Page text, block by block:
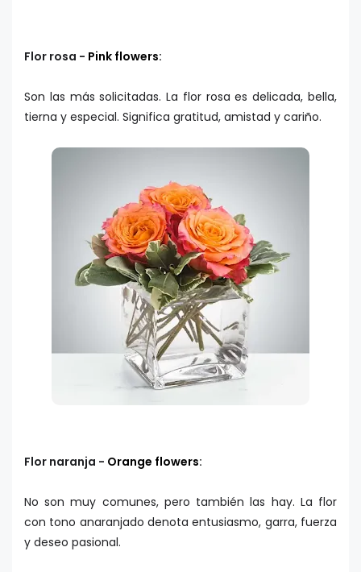
Flor rosa - Pink flowers:
Son las más solicitadas. La flor rosa es delicada, bella,
tierna y especial. Significa gratitud, amistad y cariño.
Flor naranja - Orange flowers:
No son muy comunes, pero también las hay. La flor
con tono anaranjado denota entusiasmo, garra, fuerza
y deseo pasional.